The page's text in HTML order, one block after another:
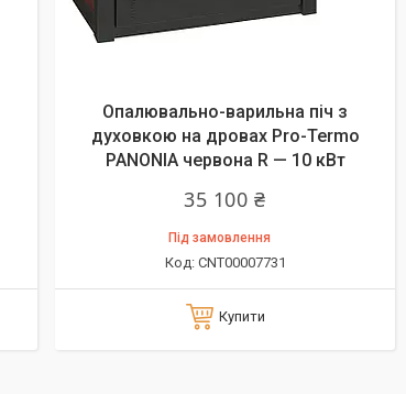
Опалювально-варильна піч з
духовкою на дровах Pro-Termo
PANONIA червона R — 10 кВт
35 100 ₴
Під замовлення
CNT00007731
Купити